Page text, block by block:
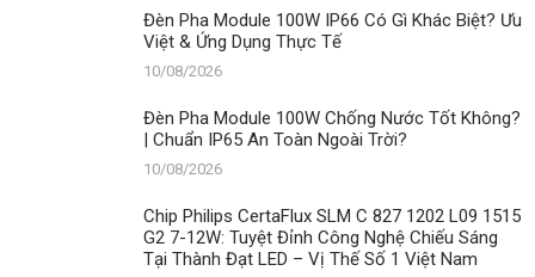
IP65
An
Toàn
Đèn Pha Module 100W IP66 Có Gì Khác Biệt? Ưu
Việt & Ứng Dụng Thực Tế
10/08/2026
Đèn Pha Module 100W Chống Nước Tốt Không?
| Chuẩn IP65 An Toàn Ngoài Trời?
10/08/2026
Chip Philips CertaFlux SLM C 827 1202 L09 1515
G2 7-12W: Tuyệt Đỉnh Công Nghệ Chiếu Sáng
Tại Thành Đạt LED – Vị Thế Số 1 Việt Nam